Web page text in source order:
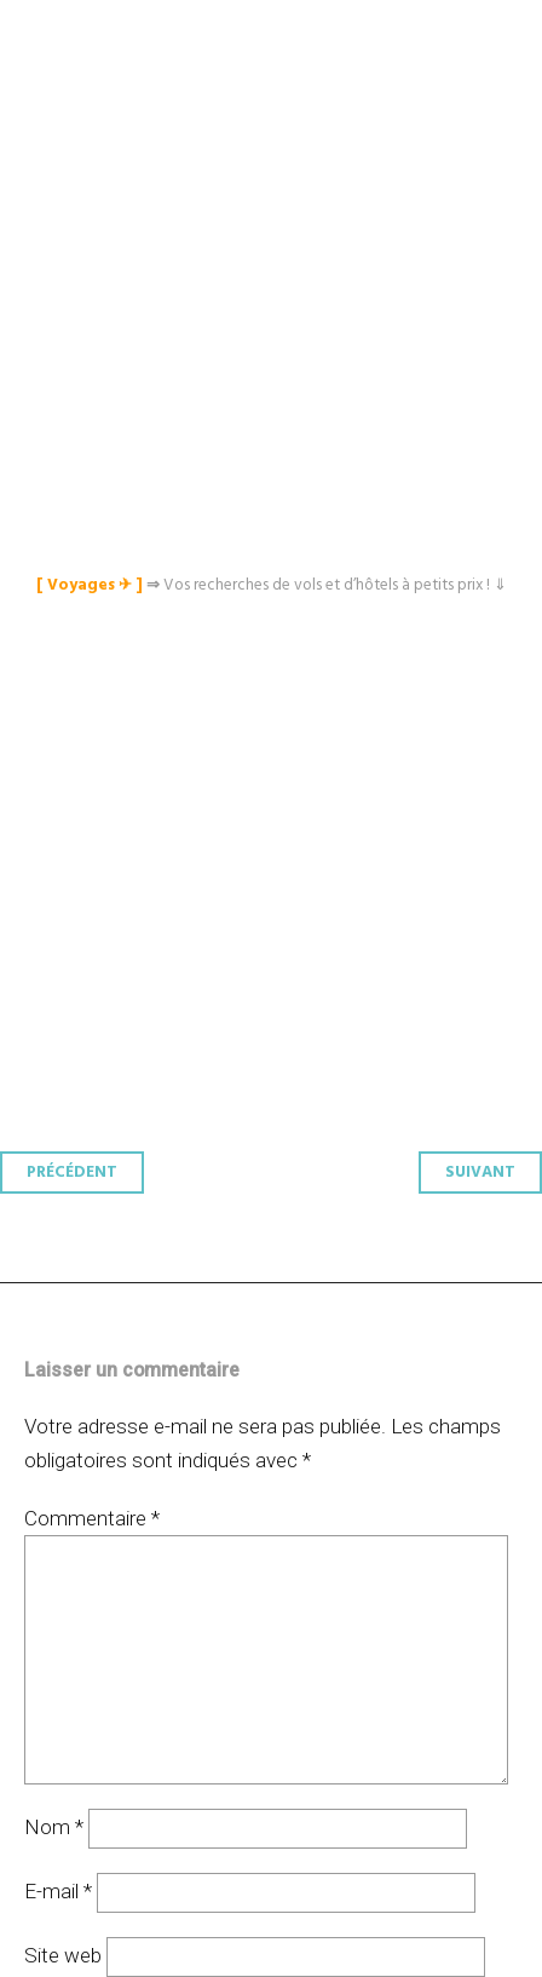
[ Voyages ✈︎ ]⇒Vos recherches de vols et d’hôtels à petits prix ! ⇓
Navigation
PRÉCÉDENT SUIVANT
Laisser un commentaire
Votre adresse e-mail ne sera pas publiée. Les champs
obligatoires sont indiqués avec *
Commentaire *
Nom *
E-mail *
Site web